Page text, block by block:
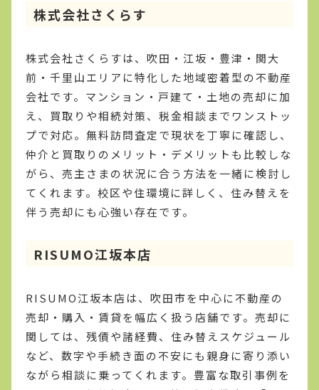
株式会社さくらす
株式会社さくらすは、吹田・江坂・豊津・関大
前・千里山エリアに特化した地域密着型の不動産
会社です。マンション・戸建て・土地の売却に加
え、買取りや相続対策、税金相談までワンストッ
プで対応。無料訪問査定で現状を丁寧に確認し、
仲介と買取りのメリット・デメリットも比較しな
がら、売主さまの状況に合う方法を一緒に検討し
てくれます。校区や住環境に詳しく、住み替えを
伴う売却にも心強い存在です。
RISUMO江坂本店
RISUMO江坂本店は、吹田市を中心に不動産の
売却・購入・賃貸を幅広く扱う店舗です。売却に
関しては、残債や諸経費、住み替えスケジュール
など、数字や手続き面の不安にも親身に寄り添い
ながら相談に乗ってくれます。豊富な取引事例を